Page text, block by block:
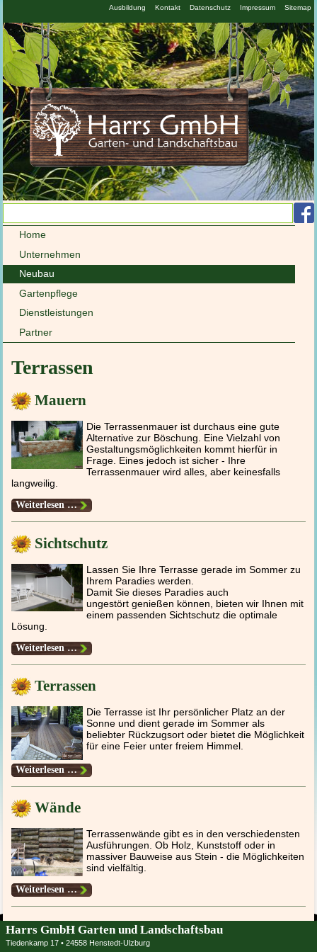
Ausbildung Kontakt Datenschutz Impressum Sitemap
Navigation
überspringen
Home
Unternehmen
Neubau
Gartenpflege
Dienstleistungen
Partner
Terrassen
Mauern
Die Terrassenmauer ist durchaus eine gute
Alternative zur Böschung. Eine Vielzahl von
Gestaltungsmöglichkeiten kommt hierfür in
Frage. Eines jedoch ist sicher - Ihre
Terrassenmauer wird alles, aber keinesfalls
langweilig.
Weiterlesen …Mauern
Sichtschutz
Lassen Sie Ihre Terrasse gerade im Sommer zu
Ihrem Paradies werden.
Damit Sie dieses Paradies auch
ungestört genießen können, bieten wir Ihnen mit
einem passenden Sichtschutz die optimale
Lösung.
Weiterlesen … Sichtschutz
Terrassen
Die Terrasse ist Ihr persönlicher Platz an der
Sonne und dient gerade im Sommer als
beliebter Rückzugsort oder bietet die Möglichkeit
für eine Feier unter freiem Himmel.
Weiterlesen …Terrassen
Wände
Terrassenwände gibt es in den verschiedensten
Ausführungen. Ob Holz, Kunststoff oder in
massiver Bauweise aus Stein - die Möglichkeiten
sind vielfältig.
Weiterlesen …Wände
Harrs GmbH Garten und Landschaftsbau
Tiedenkamp 17 • 24558 Henstedt-Ulzburg